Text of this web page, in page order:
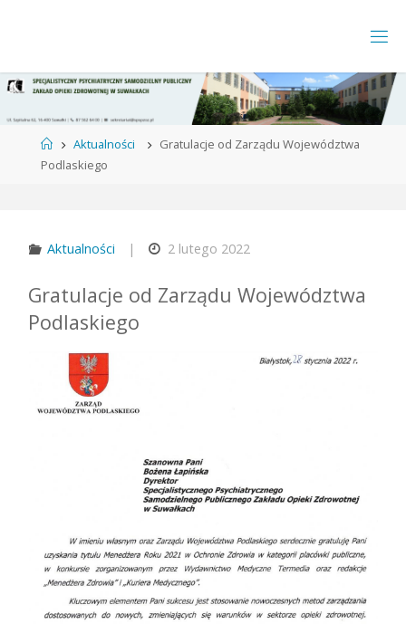
Strona
główna
Aktualności
Gratulacje od Zarządu Województwa
Podlaskiego
Aktualności | 2 lutego 2022
Gratulacje od Zarządu Województwa
Podlaskiego